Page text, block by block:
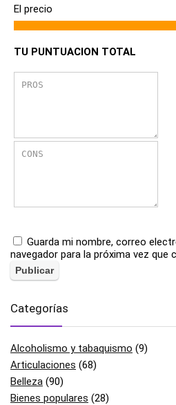
El precio
TU PUNTUACION TOTAL
Guarda mi nombre, correo
navegador para la próxima vez que
Categorías
Alcoholismo y tabaquismo (9)
Articulaciones (68)
Belleza (90)
Bienes populares (28)